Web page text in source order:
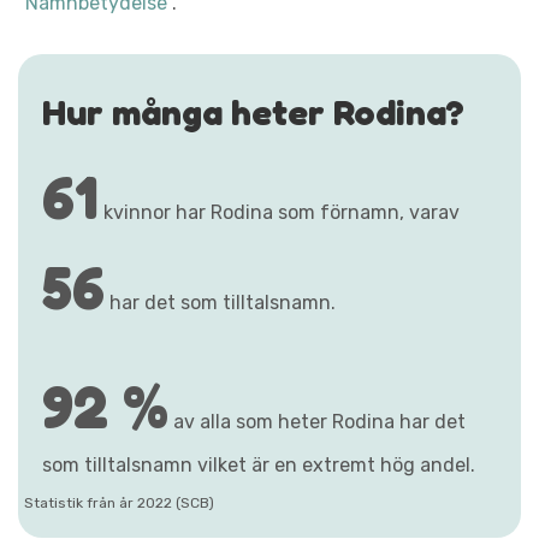
Hur många heter Rodina?
61 kvinnor har Rodina som förnamn, varav
56 har det som tilltalsnamn.
92 % av alla som heter Rodina har det
som tilltalsnamn vilket är en extremt hög andel.
Statistik från år 2022 (SCB)